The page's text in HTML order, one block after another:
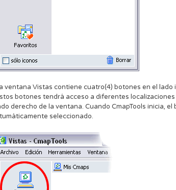
ventana Vistas contiene cuatro(4) botones en el
botones tendrá acceso a diferentes
derecho de la ventana. Cuando CmapTools inicia,
seleccionado.